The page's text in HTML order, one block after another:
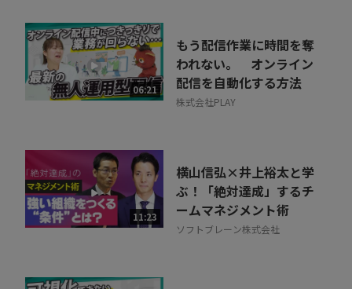
06:21
もう配信作業に時間を奪
われない。 オンライン
配信を自動化する方法
株式会社PLAY
11:23
横山信弘×井上裕太と学
ぶ！「絶対達成」するチ
ームマネジメント術
ソフトブレーン株式会社